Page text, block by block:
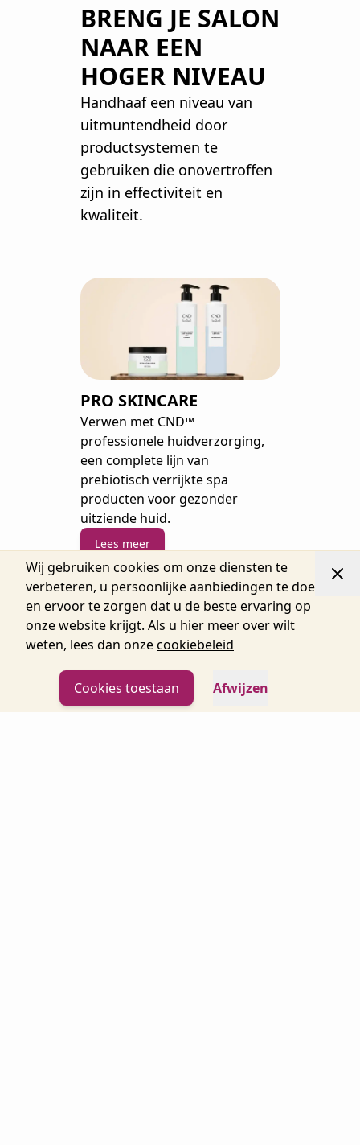
Wij gebruiken cookies om onze diensten te
verbeteren, u persoonlijke aanbiedingen te doen
en ervoor te zorgen dat u de beste ervaring op
onze website krijgt. Als u hier meer over wilt
weten, lees dan onzecookiebeleid
Cookies toestaan Afwijzen
BRENG JE SALON
NAAR EEN
HOGER NIVEAU
Handhaaf een niveau van
uitmuntendheid door
productsystemen te
gebruiken die onovertroffen
zijn in effectiviteit en
kwaliteit.
PRO SKINCARE
Verwen met CND™
professionele huidverzorging,
een complete lijn van
prebiotisch verrijkte spa
producten voor gezonder
uitziende huid.
Lees meer
RETENTION+ SCULPTING
LIQUID